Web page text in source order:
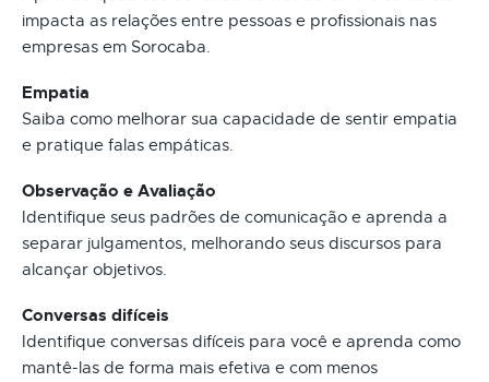
impacta as relações entre pessoas e profissionais nas
empresas em Sorocaba.
Empatia
Saiba como melhorar sua capacidade de sentir empatia
e pratique falas empáticas.
Observação e Avaliação
Identifique seus padrões de comunicação e aprenda a
separar julgamentos, melhorando seus discursos para
alcançar objetivos.
Conversas difíceis
Identifique conversas difíceis para você e aprenda como
mantê-las de forma mais efetiva e com menos